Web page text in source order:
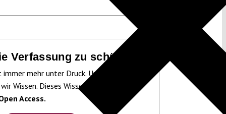
Verfassung zu schützen!
mehr unter Druck. Um sie schützen
Wissen. Dieses Wissen machen wir für
Access.